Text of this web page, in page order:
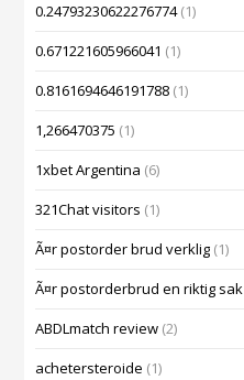
0.24793230622276774(1)
0.671221605966041 (1)
0.8161694646191788 (1)
1,266470375 (1)
1xbet Argentina (6)
321Chat visitors (1)
Ã¤r postorder brud verklig (1)
Ã¤r postorderbrud en riktig sak
ABDLmatch review (2)
achetersteroide (1)